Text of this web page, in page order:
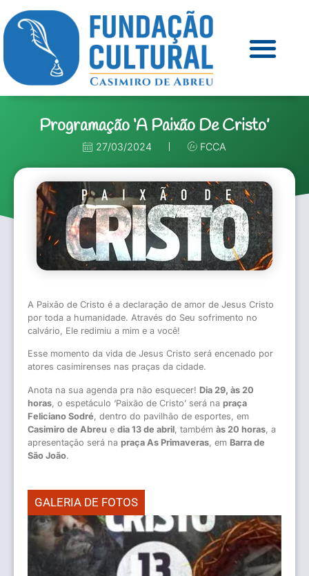
Programação ‘A Paixão De Cristo’
27/03/2024 FCCA
A Paixão de Cristo é a declaração de amor de Jesus Cristo
por toda a humanidade. Através do Seu sofrimento no
calvário, Ele redimiu a mim e a você!
Esse momento da vida de Jesus Cristo será encenado por
atores casimirenses nas praças da cidade.
Anota na sua agenda pra não esquecer! Dia 29, às 20
horas, o espetáculo ‘Paixão de Cristo’ será na praça
Feliciano Sodré, dentro do pavilhão de esportes, em
Casimiro de Abreu e dia 13 de abril, também às 20 horas, a
apresentação será na praça As Primaveras, em Barra de
São João.
GALERIA DE FOTOS